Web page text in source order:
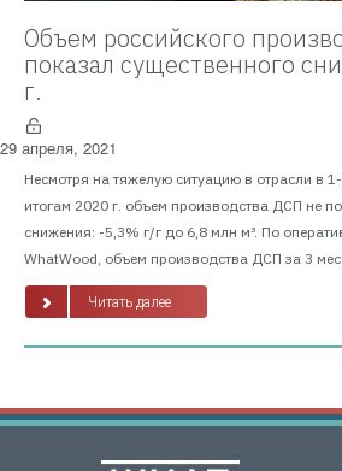
Объем российского
показал существенного
г.
29 апреля, 2021
Несмотря на тяжелую ситуацию в отрасли в
итогам 2020 г. объем производства ДСП не
снижения: -5,3% г/г до 6,8 млн м³. По
WhatWood, объем производства ДСП за 3
Читать далее